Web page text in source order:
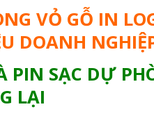
VỎ GỖ IN
DOANH
PIN SẠC DỰ
LẠI